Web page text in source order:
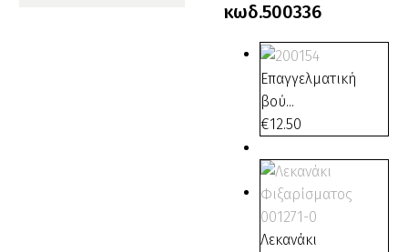
κωδ.500336
Επαγγελματική
βού...
€12.50
Λεκανάκι